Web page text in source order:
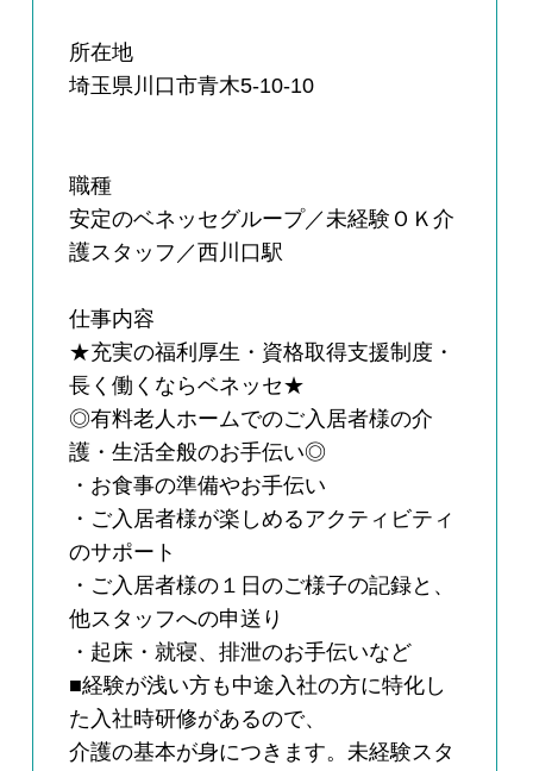
所在地
埼玉県川口市青木5-10-10
職種
安定のベネッセグループ／未経験ＯＫ介
護スタッフ／西川口駅
仕事内容
★充実の福利厚生・資格取得支援制度・
長く働くならベネッセ★
◎有料老人ホームでのご入居者様の介
護・生活全般のお手伝い◎
・お食事の準備やお手伝い
・ご入居者様が楽しめるアクティビティ
のサポート
・ご入居者様の１日のご様子の記録と、
他スタッフへの申送り
・起床・就寝、排泄のお手伝いなど
■経験が浅い方も中途入社の方に特化し
た入社時研修があるので、
介護の基本が身につきます。未経験スタ